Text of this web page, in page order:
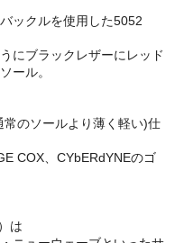
ックルを使用した5052
にブラックレザーにレッド
ール。
のソールより薄く軽い)仕
COX、CYbERdYNEのゴ
は